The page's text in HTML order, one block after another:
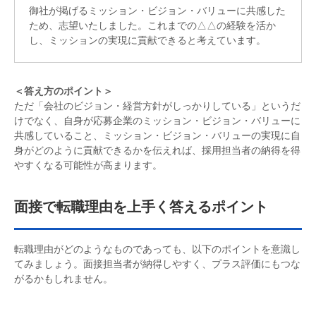
御社が掲げるミッション・ビジョン・バリューに共感した
ため、志望いたしました。これまでの△△の経験を活か
し、ミッションの実現に貢献できると考えています。
＜答え方のポイント＞
ただ「会社のビジョン・経営方針がしっかりしている」というだ
けでなく、自身が応募企業のミッション・ビジョン・バリューに
共感していること、ミッション・ビジョン・バリューの実現に自
身がどのように貢献できるかを伝えれば、採用担当者の納得を得
やすくなる可能性が高まります。
面接で転職理由を上手く答えるポイント
転職理由がどのようなものであっても、以下のポイントを意識し
てみましょう。面接担当者が納得しやすく、プラス評価にもつな
がるかもしれません。